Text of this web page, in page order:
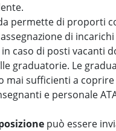
permette di proporti
di
caso di posti vacanti
graduatorie. Le
mai sufficienti a coprire
e personale
può essere